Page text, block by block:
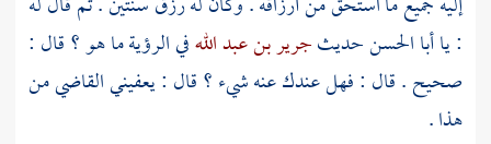
: ياأبا الحسنحديثجرير بن عبد اللهفي الرؤية ما هو ؟ قال :
صحيح . قال : فهل عندك عنه شيء ؟ قال : يعفيني القاضي من
هذا .